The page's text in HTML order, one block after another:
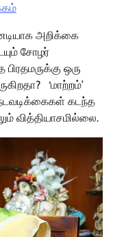
அறிக்கை
சோழர்
ஒரு
‘மாற்றம்’
கடந்த
வித்தியாசமில்லை.